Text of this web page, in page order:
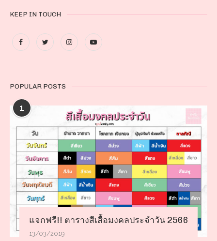
KEEP IN TOUCH
POPULAR POSTS
1
แจกฟรี!! ตารางสีเสื้อมงคลประจำวัน 2566
13/03/2019